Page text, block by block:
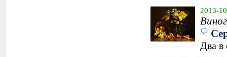
2013-
Два